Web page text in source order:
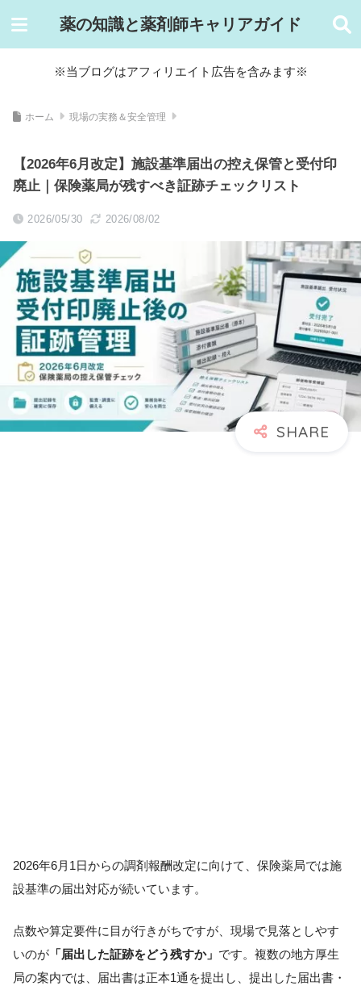
薬の知識と薬剤師キャリアガイド
※当ブログはアフィリエイト広告を含みます※
ホーム 現場の実務＆安全管理
【2026年6月改定】施設基準届出の控え保管と受付印
廃止｜保険薬局が残すべき証跡チェックリスト
2026/05/30 2026/08/02
2026年6月1日からの調剤報酬改定に向けて、保険薬局では施
設基準の届出対応が続いています。
点数や算定要件に目が行きがちですが、現場で見落としやす
いのが 「届出した証跡をどう残すか」 です。複数の地方厚生
局の案内では、届出書は正本1通を提出し、提出した届出書・